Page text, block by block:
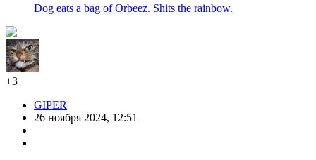
Dog eats a bag of Orbeez. Shits the rainbow.
+3
GIPER
26 ноября 2024, 12:51